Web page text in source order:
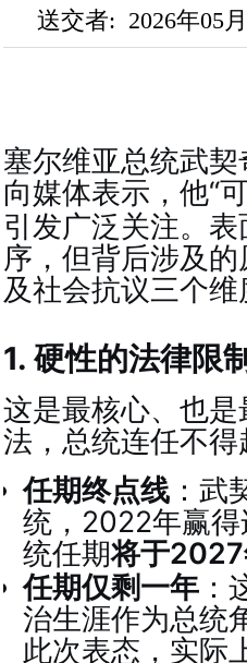
送交者: 2026年05
塞尔维亚总统武
向媒体表示，他“
引发广泛关注。
序，但背后涉及
及社会抗议三个维
1. 硬性的法律限
这是最核心、也
法，总统连任不
任期终点线 ：
统，2022年赢
统任期将于
任期仅剩一年
治生涯作为总统
此次表态，实际